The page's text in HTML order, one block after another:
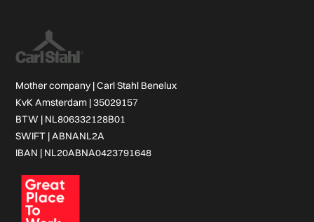
Mother company |Carl Stahl Benelux
KvK Amsterdam | 35029157
BTW | NL806332128B01
SWIFT | ABNANL2A
IBAN | NL20ABNA0423791648